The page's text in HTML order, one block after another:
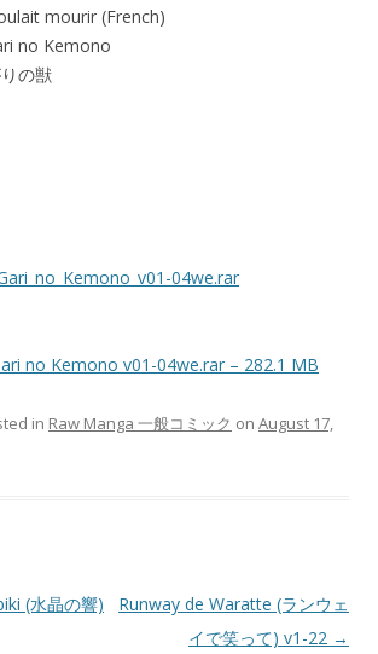
mourir (French)
no Kemono
の獣
04we.rar
no Kemono v01-04we.rar – 282.1 MB
in Raw Manga 一般コミック on August 17,
(水晶の響)
Runway de Waratte (ランウェ
イで笑って) v1-22 →